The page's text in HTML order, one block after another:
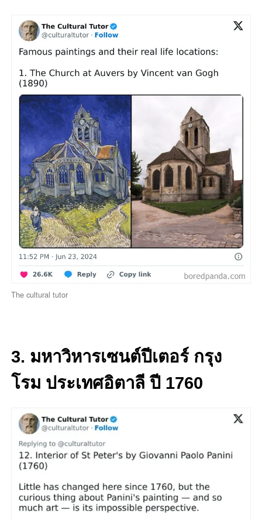
The cultural tutor
3. มหาวิหารเซนต์ปีเตอร์ กรุง
โรม ประเทศอิตาลี ปี 1760